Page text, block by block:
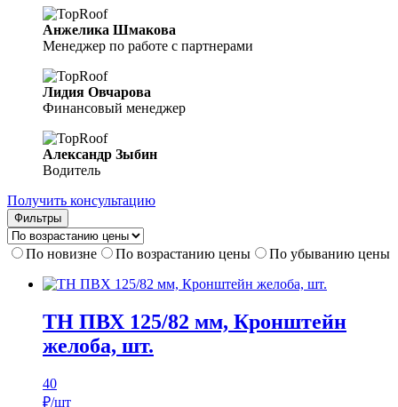
Анжелика Шмакова
Менеджер по работе с партнерами
Лидия Овчарова
Финансовый менеджер
Александр Зыбин
Водитель
Получить консультацию
Фильтры
По новизне По возрастанию цены По убыванию цены
ТН ПВХ 125/82 мм, Кронштейн
желоба, шт.
40
₽/шт